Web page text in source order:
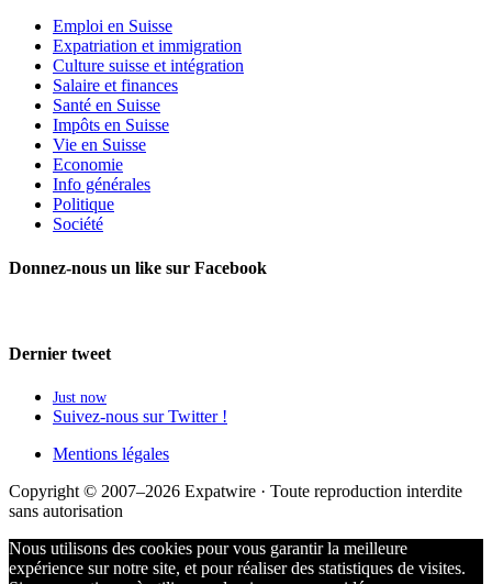
Emploi en Suisse
Expatriation et immigration
Culture suisse et intégration
Salaire et finances
Santé en Suisse
Impôts en Suisse
Vie en Suisse
Economie
Info générales
Politique
Société
Donnez-nous un like sur Facebook
Dernier tweet
Just now
Suivez-nous sur Twitter !
Mentions légales
Copyright © 2007–2026 Expatwire · Toute reproduction interdite
sans autorisation
Nous utilisons des cookies pour vous garantir la meilleure
expérience sur notre site, et pour réaliser des statistiques de visites.